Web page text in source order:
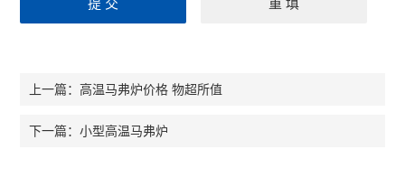
上一篇： 高温马弗炉价格 物超所值
下一篇：小型高温马弗炉